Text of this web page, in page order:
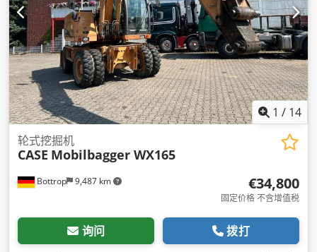
1 / 14
Bottrop 9,487 km
轮式挖掘机
CASE Mobilbagger WX165
€34,800
固定价格 不含增值税
询问 拨打